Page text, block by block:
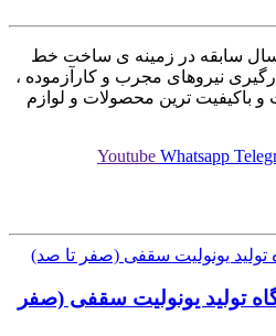
سال سابقه در زمینه ی ساخت خط
نیروهای مجرب و کارآزموده ،
و باکیفیت ترین محصولات و لوازم
Youtube Whatsapp
تولید یونولیت سقفی (صفر